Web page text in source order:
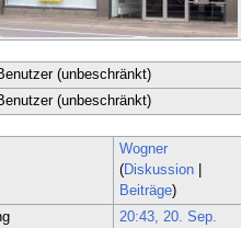
(unbeschränkt)
(unbeschränkt)
Wogner
(Diskussion
Beiträge)
20:43, 20. Sep.